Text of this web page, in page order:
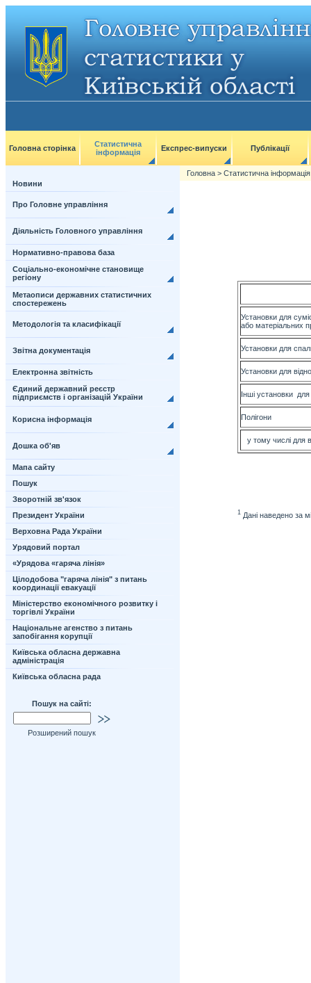
Головна сторінка
Статистична
інформація
Експрес-випуски Публікації
Новини
Про Головне управління
Діяльність Головного управління
Нормативно-правова база
Соціально-економічне становище
регіону
Метаописи державних статистичних
спостережень
Методологія та класифікації
Звітна документація
Електронна звітність
Єдиний державний реєстр
підприємств і організацій України
Корисна інформація
Дошка об'яв
Мапа сайту
Пошук
Зворотній зв'язок
Президент України
Верховна Рада України
Урядовий портал
«Урядова «гаряча лінія»
Цілодобова "гаряча лінія" з питань
координації евакуації
Міністерство економічного розвитку і
торгівлі України
Національне агенство з питань
запобігання корупції
Київська обласна державна
адміністрація
Київська обласна рада
Пошук на сайті:
Розширений пошук
Головна > Статистична інформація
Установки для
або матеріальних
Установки для
Установки для
Інші установки для
Полігони
у тому числі для
1 Дані наведено за